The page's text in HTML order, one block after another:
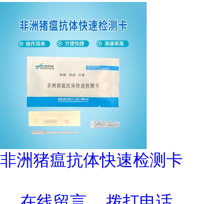
非洲猪瘟抗体快速检测卡